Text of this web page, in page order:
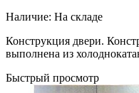
Наличие: На складе
Конструкция двери.
выполнена из
Быстрый просмотр